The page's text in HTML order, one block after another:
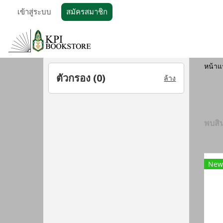
เข้าสู่ระบบ สมัครสมาชิก
หน้าแ
พบสิ
New
ตัวกรอง (0) ล้าง